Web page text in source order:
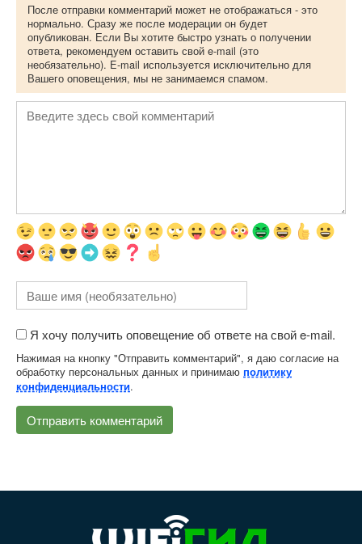
После отправки комментарий может не отображаться - это
нормально. Сразу же после модерации он будет
опубликован. Если Вы хотите быстро узнать о получении
ответа, рекомендуем оставить свой e-mail (это
необязательно). E-mail используется исключительно для
Вашего оповещения, мы не занимаемся спамом.
Я хочу получить оповещение об ответе на свой e-mail.
Нажимая на кнопку "Отправить комментарий", я даю согласие на
обработку персональных данных и принимаю политику
конфиденциальности.